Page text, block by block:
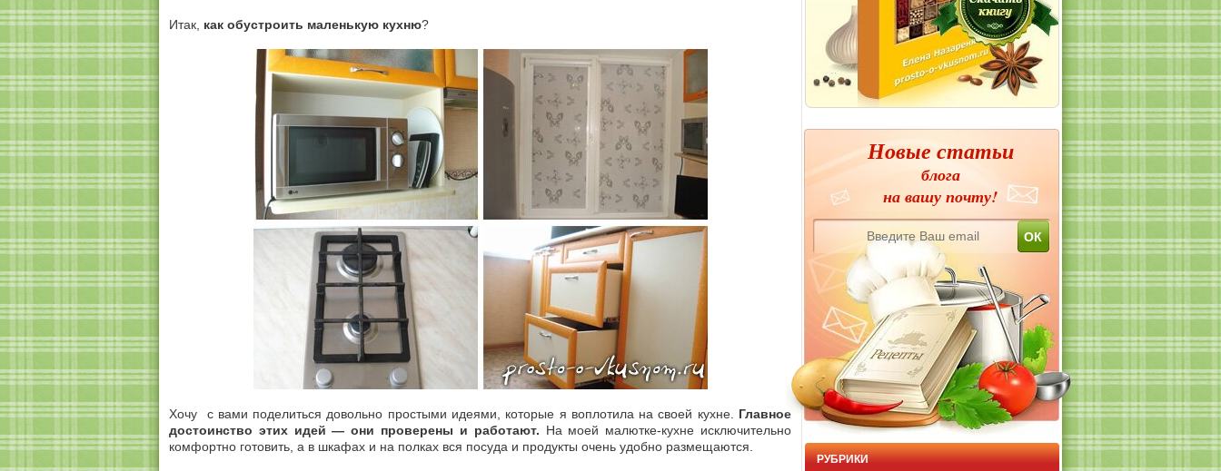
Итак, как обустроить маленькую кухню?
Хочу с вами поделиться довольно простыми идеями, которые я воплотила на своей кухне. Главное
достоинство этих идей — они проверены и работают. На моей малютке-кухне исключительно
комфортно готовить, а в шкафах и на полках вся посуда и продукты очень удобно размещаются.
Новые статьи
блога
на вашу почту!
РУБРИКИ